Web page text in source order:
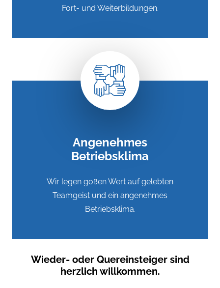
Fort- und Weiterbildungen.
Angenehmes
Betriebsklima
Wir legen goßen Wert auf gelebten
Teamgeist und ein angenehmes
Betriebsklima.
Wieder- oder Quereinsteiger sind
herzlich willkommen.